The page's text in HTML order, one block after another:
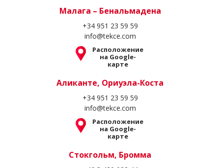
Малага – Бенальмадена
+34 951 23 59 59
info@tekce.com
Расположение
на Google-
карте
Аликанте, Ориуэла-Коста
+34 951 23 59 59
info@tekce.com
Расположение
на Google-
карте
Стокгольм, Бромма